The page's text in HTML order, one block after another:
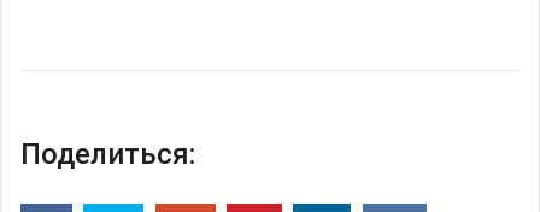
Поделиться: